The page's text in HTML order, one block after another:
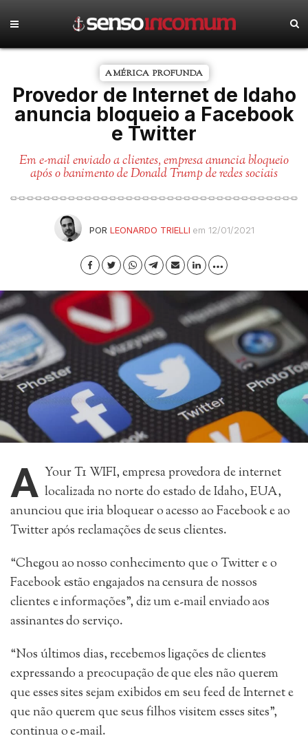
AMÉRICA PROFUNDA
Provedor de Internet de Idaho
anuncia bloqueio a Facebook
e Twitter
Em e-mail enviado a clientes, empresa anuncia bloqueio
após o banimento de Donald Trump de redes sociais
POR LEONARDO TRIELLI em 12/01/2021
A Your T1 WIFI, empresa provedora de internet
localizada no norte do estado de Idaho, EUA,
anunciou que iria bloquear o acesso ao Facebook e ao
Twitter após reclamações de seus clientes.
“Chegou ao nosso conhecimento que o Twitter e o
Facebook estão engajados na censura de nossos
clientes e informações”, diz um e-mail enviado aos
assinantes do serviço.
“Nos últimos dias, recebemos ligações de clientes
expressando a preocupação de que eles não querem
que esses sites sejam exibidos em seu feed de Internet e
que não querem que seus filhos visitem esses sites”,
continua o e-mail.